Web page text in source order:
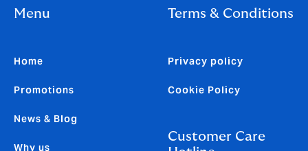
Menu
Home
Promotions
News & Blog
Why us
Terms & Conditions
Privacy policy
Cookie Policy
Customer Care